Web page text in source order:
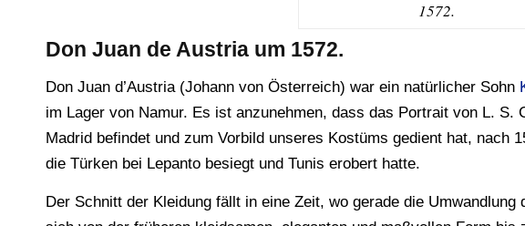
1572.
Don Juan de Austria um 1572.
Don Juan d’Austria (Johann von Österreich) war ein natürlicher Sohn
im Lager von Namur. Es ist anzunehmen, dass das Portrait von L.
Madrid befindet und zum Vorbild unseres Kostüms gedient hat, nach
die Türken bei Lepanto besiegt und Tunis erobert hatte.
Der Schnitt der Kleidung fällt in eine Zeit, wo gerade die